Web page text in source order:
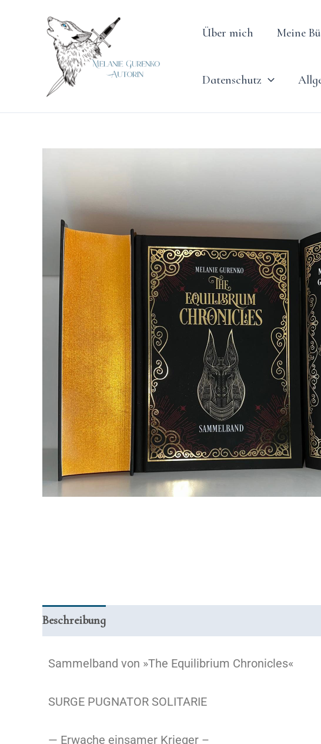
Über mich Meine
Datenschutz
Beschreibung
Sammelband von »The Equilibrium Chronicles«
SURGE PUGNATOR SOLITARIE
— Erwache einsamer Krieger –